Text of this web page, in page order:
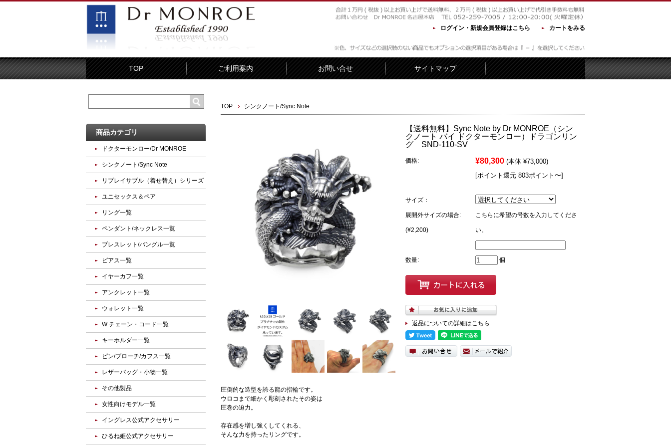
ログイン・新規会員登録はこちら カートをみる
TOP ご利用案内 お問い合せ サイトマップ
TOP シンクノート/Sync Note
【送料無料】Sync Note by Dr MONROE（シン
クノート バイ ドクターモンロー）ドラゴンリン
グ SND-110-SV
価格: ¥80,300 (本体 ¥73,000)
[ポイント還元 803ポイント〜]
サイズ：
展開外サイズの場合:
(¥2,200)
こちらに希望の号数を入力してくださ
い。
数量: 個
返品についての詳細はこちら
圧倒的な造型を誇る龍の指輪です。
ウロコまで細かく彫刻されたその姿は
圧巻の迫力。
存在感を増し強くしてくれる、
そんな力を持ったリングです。
商品カテゴリ
ドクターモンロー/Dr MONROE
シンクノート/Sync Note
リプレイサブル（着せ替え）シリーズ
ユニセックス＆ペア
リング一覧
ペンダント/ネックレス一覧
ブレスレット/バングル一覧
ピアス一覧
イヤーカフ一覧
アンクレット一覧
ウォレット一覧
W チェーン・コード一覧
キーホルダー一覧
ピン/ブローチ/カフス一覧
レザーバッグ・小物一覧
その他製品
女性向けモデル一覧
イングレス公式アクセサリー
ひるね姫公式アクセサリー